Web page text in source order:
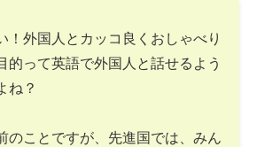
！外国人とカッコ良くおしゃべり
的って英語で外国人と話せるよう
ね？
のことですが、先進国では、みん